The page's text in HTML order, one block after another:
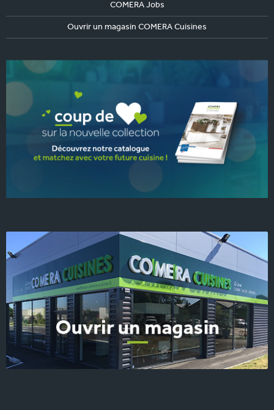
COMERA Jobs
Ouvrir un magasin COMERA Cuisines